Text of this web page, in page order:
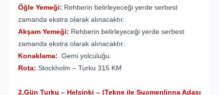
Öğle Yemeği: Rehberin belirleyeceği yerde serbest
zamanda ekstra olarak alınacaktır.
Akşam Yemeği: Rehberin belirleyeceği yerde serbest
zamanda ekstra olarak alınacaktır.
Konaklama: Gemi yolculuğu.
Rota: Stockholm – Turku 315 KM
2.Gün Turku – Helsinki – (Tekne ile Suomenlinna Adası